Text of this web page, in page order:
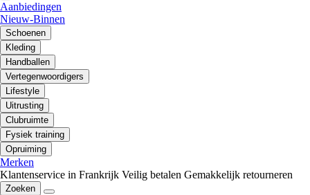
Aanbiedingen
Nieuw-Binnen
Schoenen
Kleding
Handballen
Vertegenwoordigers
Lifestyle
Uitrusting
Clubruimte
Fysiek training
Opruiming
Merken
Klantenservice in Frankrijk Veilig betalen Gemakkelijk retourneren
Zoeken